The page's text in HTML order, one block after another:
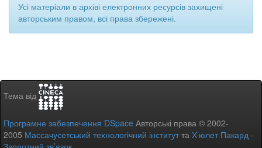
Усі матеріали в архіві електронних ресурсів захищені
авторським правом, всі права збережені.
Тема від
Програмне забезпечення DSpace Авторські права © 2002-
2005 Массачусетський технологічний інститутта Х’юлет Пакард -